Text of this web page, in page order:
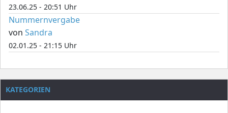
23.06.25 - 20:51 Uhr
Nummernvergabe
von Sandra
02.01.25 - 21:15 Uhr
KATEGORIEN